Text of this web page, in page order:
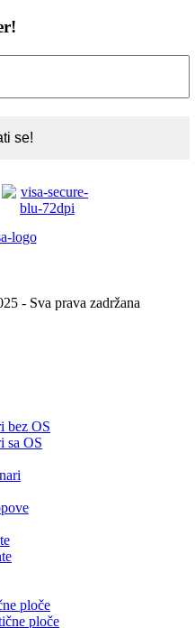
- Sva prava zadržana
bez OS
sa OS
ploče
ploče